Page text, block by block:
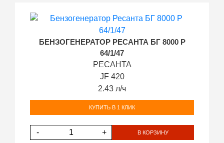
БЕНЗОГЕНЕРАТОР РЕСАНТА БГ 8000 Р
64/1/47
РЕСАНТА
JF 420
2.43 л/ч
КУПИТЬ В 1 КЛИК
- + В КОРЗИНУ